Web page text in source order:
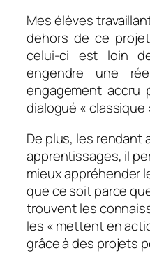
Mes élèves
dehors de ce
celui-ci est loin
engendre une
engagement accru
dialogué «classique
De plus, les rendant
apprentissages, il
mieux appréhender
que ce soit parce
trouvent les
les « mettent en
grâce à des projets